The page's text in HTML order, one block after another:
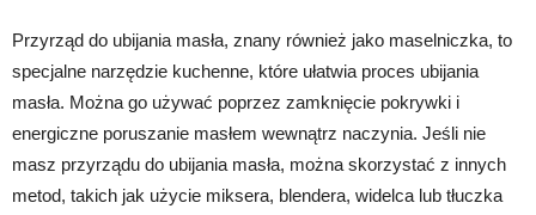
Przyrząd do ubijania masła, znany również jako maselniczka, to
specjalne narzędzie kuchenne, które ułatwia proces ubijania
masła. Można go używać poprzez zamknięcie pokrywki i
energiczne poruszanie masłem wewnątrz naczynia. Jeśli nie
masz przyrządu do ubijania masła, można skorzystać z innych
metod, takich jak użycie miksera, blendera, widelca lub tłuczka